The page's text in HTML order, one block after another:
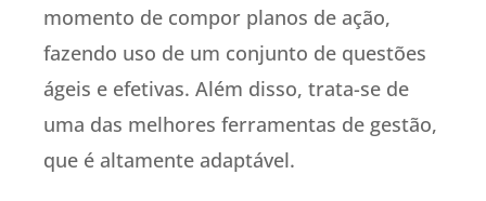
momento de compor planos de ação,
fazendo uso de um conjunto de questões
ágeis e efetivas. Além disso, trata-se de
uma das melhores ferramentas de gestão,
que é altamente adaptável.